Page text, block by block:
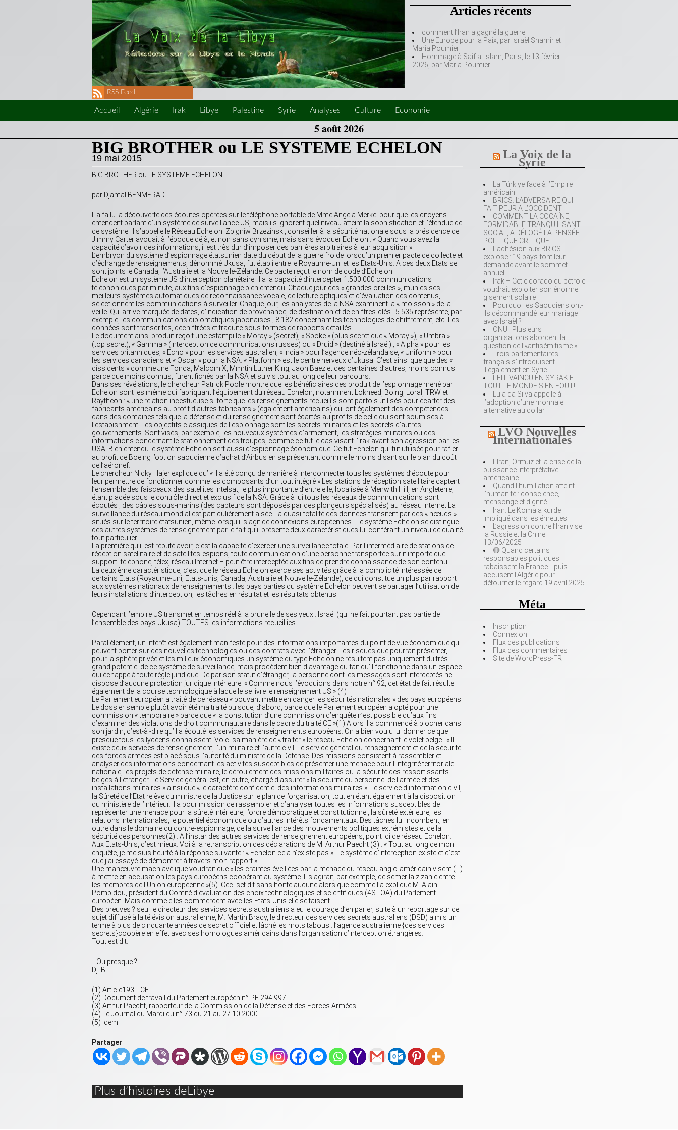
Articles récents
comment l’Iran a gagné la guerre
Une Europe pour la Paix, par Israël Shamir et
Maria Poumier
Hommage à Saif al Islam, Paris, le 13 février
2026, par Maria Poumier
RSS Feed
Accueil Algérie Irak Libye Palestine Syrie Analyses Culture Economie
5 août 2026
La Voix de la
Syrie
La Türkiye face à l’Empire
américain
BRICS: L’ADVERSAIRE QUI
FAIT PEUR A L’OCCIDENT
COMMENT LA COCAÏNE,
FORMIDABLE TRANQUILISANT
SOCIAL, A DÉLOGÉ LA PENSÉE
POLITIQUE CRITIQUE!
L’adhésion aux BRICS
explose : 19 pays font leur
demande avant le sommet
annuel
Irak – Cet eldorado du pétrole
voudrait exploiter son énorme
gisement solaire
Pourquoi les Saoudiens ont-
ils décommandé leur mariage
avec Israël ?
ONU : Plusieurs
organisations abordent la
question de l’«antisémitisme »
Trois parlementaires
français s’introduisent
illégalement en Syrie
L’EIIL VAINCU EN SYRAK ET
TOUT LE MONDE S’EN FOUT!
Lula da Silva appelle à
l’adoption d’une monnaie
alternative au dollar
LVO Nouvelles
Internationales
L’Iran, Ormuz et la crise de la
puissance interprétative
américaine
Quand l’humiliation atteint
l’humanité : conscience,
mensonge et dignité
Iran: Le Komala kurde
impliqué dans les émeutes
L’agression contre l’Iran vise
la Russie et la Chine –
13/06/2025
🔴 Quand certains
responsables politiques
rabaissent la France… puis
accusent l’Algérie pour
détourner le regard 19 avril 2025
Méta
Inscription
Connexion
Flux des publications
Flux des commentaires
Site de WordPress-FR
BIG BROTHER ou LE SYSTEME ECHELON
19 mai 2015
BIG BROTHER ou LE SYSTEME ECHELON
par Djamal BENMERAD
Il a fallu la découverte des écoutes opérées sur le téléphone portable de Mme Angela Merkel pour que les citoyens
entendent parlant d’un système de surveillance US, mais ils ignorent quel niveau atteint la sophistication et l’étendue de
ce système. Il s’appelle le Réseau Echelon. Zbigniw Brzezinski, conseiller à la sécurité nationale sous la présidence de
Jimmy Carter avouait à l’époque déjà, et non sans cynisme, mais sans évoquer Echelon : « Quand vous avez la
capacité d’avoir des informations, il est très dur d’imposer des barrières arbitraires à leur acquisition ».
L’embryon du système d’espionnage étatsunien date du début de la guerre froide lorsqu’un premier pacte de collecte et
d’échange de renseignements, dénommé Ukusa, fut établi entre le Royaume-Uni et les Etats-Unis. A ces deux Etats se
sont joints le Canada, l’Australie et la Nouvelle-Zélande. Ce pacte reçut le nom de code d’Echelon
Echelon est un système US d’interception planétaire. Il a la capacité d’intercepter 1.500.000 communications
téléphoniques par minute, aux fins d’espionnage bien entendu. Chaque jour ces « grandes oreilles », munies ses
meilleurs systèmes automatiques de reconnaissance vocale, de lecture optiques et d’évaluation des contenus,
sélectionnent les communications à surveiller. Chaque jour, les analystes de la NSA examinent la « moisson » de la
veille. Qui arrive marquée de dates, d’indication de provenance, de destination et de chiffres-clés : 5 535 représente, par
exemple, les communications diplomatiques japonaises ; 8 182 concernant les technologies de chiffrement, etc. Les
données sont transcrites, déchiffrées et traduite sous formes de rapports détaillés.
Le document ainsi produit reçoit une estampille « Moray » (secret), « Spoke » (plus secret que « Moray »), « Umbra »
(top secret), « Gamma » (interception de communications russes) ou « Druid » (destiné à Israël) ; « Alpha » pour les
services britanniques, « Echo » pour les services australien, « India » pour l’agence néo-zélandaise, « Uniform » pour
les services canadiens et « Oscar » pour la NSA. « Platform » est le centre nerveux d’Ukusa. C’est ainsi que que des «
dissidents » comme Jne Fonda, Malcom X, Mmrtin Luther King, Jaon Baez et des centaines d’autres, moins connus
parce que moins connus, furent fichés par la NSA et suivis tout au long de leur parcours.
Dans ses révélations, le chercheur Patrick Poole montre que les bénéficiaires des produit de l’espionnage mené par
Echelon sont les même qui fabriquant l’équipement du réseau Echelon, notamment Lokheed, Boing, Loral, TRW et
Raytheon : « une relation incestueuse si forte que les renseignements recueillis sont parfois utilisés pour écarter des
fabricants américains au profit d’autres fabricants » (également américains) qui ont également des compétences
dans des domaines tels que la défense et du renseignement sont écartés au profits de celle qui sont soumises à
l’estabishment. Les objectifs classiques de l’espionnage sont les secrets militaires et les secrets d’autres
gouvernements. Sont visés, par exemple, les nouveaux systèmes d’armement, les stratégies militaires ou des
informations concernant le stationnement des troupes, comme ce fut le cas visant l’Irak avant son agression par les
USA. Bien entendu le système Echelon sert aussi d’espionnage économique. Ce fut Echelon qui fut utilisée pour rafler
au profit de Boeing l’option saoudienne d’achat d’Airbus en se présentant comme le moins disant sur le plan du coût
de l’aéronef.
Le chercheur Nicky Hajer explique qu’ « il a été conçu de manière à interconnecter tous les systèmes d’écoute pour
leur permettre de fonctionner comme les composants d’un tout intégré » Les stations de réception satellitaire captent
l’ensemble des faisceaux des satellites Intelsat, le plus importante d’entre elle, localisée à Menwith Hill, en Angleterre,
étant placée sous le contrôle direct et exclusif de la NSA. Grâce à lui tous les réseaux de communications sont
écoutés ; des câbles sous-marins (des capteurs sont déposés par des plongeurs spécialisés) au réseau Internet La
surveillance du réseau mondial est particulièrement aisée : la quasi-totalité des données transitent par des « nœuds »
situés sur le territoire étatsunien, même lorsqu’il s’agit de connexions européennes ! Le système Echelon se distingue
des autres systèmes de renseignement par le fait qu’il présente deux caractéristiques lui conférant un niveau de qualité
tout particulier.
La première qu’il est réputé avoir, c’est la capacité d’exercer une surveillance totale. Par l’intermédiaire de stations de
réception satellitaire et de satellites-espions, toute communication d’une personne transportée sur n’importe quel
support -téléphone, télex, réseau Internet – peut être interceptée aux fins de prendre connaissance de son contenu.
La deuxième caractéristique, c’est que le réseau Echelon exerce ses activités grâce à la complicité intéressée de
certains Etats (Royaume-Uni, Etats-Unis, Canada, Australie et Nouvelle-Zélande), ce qui constitue un plus par rapport
aux systèmes nationaux de renseignements : les pays parties du système Echelon peuvent se partager l’utilisation de
leurs installations d’interception, les tâches en résultat et les résultats obtenus.
Cependant l’empire US transmet en temps réel à la prunelle de ses yeux : Israël (qui ne fait pourtant pas partie de
l’ensemble des pays Ukusa) TOUTES les informations recueillies.
Parallèlement, un intérêt est également manifesté pour des informations importantes du point de vue économique qui
peuvent porter sur des nouvelles technologies ou des contrats avec l’étranger. Les risques que pourrait présenter,
pour la sphère privée et les milieux économiques un système du type Echelon ne résultent pas uniquement du très
grand potentiel de ce système de surveillance, mais procèdent bien d’avantage du fait qu’il fonctionne dans un espace
qui échappe à toute règle juridique. De par son statut d’étranger, la personne dont les messages sont interceptés ne
dispose d’aucune protection juridique intérieure. « Comme nous l’évoquions dans notre n° 92, cet état de fait résulte
également de la course technologique à laquelle se livre le renseignement US » (4)
Le Parlement européen a traité de ce réseau « pouvant mettre en danger les sécurités nationales » des pays européens.
Le dossier semble plutôt avoir été maltraité puisque, d’abord, parce que le Parlement européen a opté pour une
commission « temporaire » parce que « la constitution d’une commission d’enquête n’est possible qu’aux fins
d’examiner des violations de droit communautaire dans le cadre du traité CE »(1) Alors il a commencé à piocher dans
son jardin, c’est-à -dire qu’il a écouté les services de renseignements européens. On a bien voulu lui donner ce que
presque tous les lycéens connaissent. Voici sa manière de « traiter » le réseau Echelon concernant le volet belge : « Il
existe deux services de renseignement, l’un militaire et l’autre civil. Le service général du renseignement et de la sécurité
des forces armées est placé sous l’autorité du ministre de la Défense. Des missions consistent à rassembler et
analyser des informations concernant les activités susceptibles de présenter une menace pour l’intégrité territoriale
nationale, les projets de défense militaire, le déroulement des missions militaires ou la sécurité des ressortissants
belges à l’étranger. Le Service général est, en outre, chargé d’assurer « la sécurité du personnel de l’armée et des
installations militaires » ainsi que « le caractère confidentiel des informations militaires ». Le service d’information civil,
la Sûreté de l’Etat relève du ministre de la Justice sur le plan de l’organisation, tout en étant également à la disposition
du ministère de l’Intérieur. Il a pour mission de rassembler et d’analyser toutes les informations susceptibles de
représenter une menace pour la sûreté intérieure, l’ordre démocratique et constitutionnel, la sûreté extérieure, les
relations internationales, le potentiel économique ou d’autres intérêts fondamentaux. Des tâches lui incombent, en
outre dans le domaine du contre-espionnage, de la surveillance des mouvements politiques extrémistes et de la
sécurité des personnes(2) . A l’instar des autres services de renseignement européens, point ici de réseau Echelon.
Aux Etats-Unis, c’est mieux. Voilà la retranscription des déclarations de M. Arthur Paecht (3) : « Tout au long de mon
enquête, je me suis heurté à la réponse suivante : « Echelon cela n’existe pas ». Le système d’interception existe et c’est
que j’ai essayé de démontrer à travers mon rapport ».
Une manœuvre machiavélique voudrait que « les craintes éveillées par la menace du réseau anglo-américain visent (…)
à mettre en accusation les pays européens coopérant au système. Il s’agirait, par exemple, de semer la zizanie entre
les membres de l’Union européenne »(5). Ceci set dit sans honte aucune alors que comme l’a expliqué M. Alain
Pompidou, président du Comité d’évaluation des choix technologiques et scientifiques (4STOA) du Parlement
européen. Mais comme elles commercent avec les Etats-Unis elle se taisent.
Des preuves ? seul le directeur des services secrets australiens a eu le courage d’en parler, suite à un reportage sur ce
sujet diffusé à la télévision australienne, M. Martin Brady, le directeur des services secrets australiens (DSD) a mis un
terme à plus de cinquante années de secret officiel et lâché les mots tabous : l’agence australienne {des services
secrets}coopère en effet avec ses homologues américains dans l’organisation d’interception étrangères.
Tout est dit.
…Ou presque ?
Dj. B.
(1) Article193 TCE
(2) Document de travail du Parlement européen n° PE 294.997
(3) Arthur Paecht, rapporteur de la Commission de la Défense et des Forces Armées.
(4) Le Journal du Mardi du n° 73 du 21 au 27.10.2000
(5) Idem
Partager
Plus d’histoires deLibye